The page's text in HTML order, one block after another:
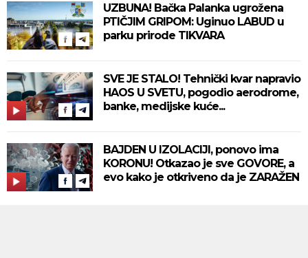
UZBUNA! Bačka Palanka ugrožena
PTIČJIM GRIPOM: Uginuo LABUD u
parku prirode TIKVARA
SVE JE STALO! Tehnički kvar napravio
HAOS U SVETU, pogodio aerodrome,
banke, medijske kuće...
BAJDEN U IZOLACIJI, ponovo ima
KORONU! Otkazao je sve GOVORE, a
evo kako je otkriveno da je ZARAŽEN